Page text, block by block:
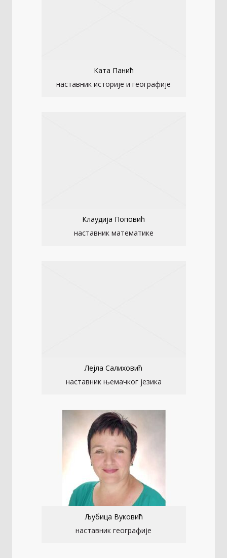
Ката Панић
наставник историје и географије
Клаудија Поповић
наставник математике
Лејла Салиховић
наставник њемачког језика
Љубица Вуковић
наставник географије